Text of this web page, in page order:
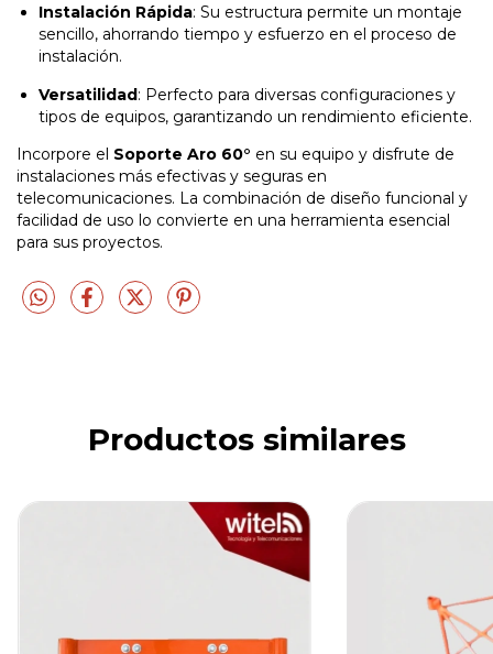
Instalación Rápida: Su estructura permite un montaje
sencillo, ahorrando tiempo y esfuerzo en el proceso de
instalación.
Versatilidad: Perfecto para diversas configuraciones y
tipos de equipos, garantizando un rendimiento eficiente.
Incorpore el Soporte Aro 60° en su equipo y disfrute de
instalaciones más efectivas y seguras en
telecomunicaciones. La combinación de diseño funcional y
facilidad de uso lo convierte en una herramienta esencial
para sus proyectos.
Productos similares